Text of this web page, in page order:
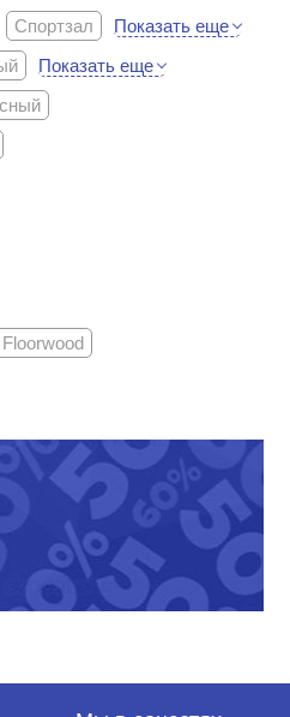
Спортзал Показать еще
Показать еще
Floorwood